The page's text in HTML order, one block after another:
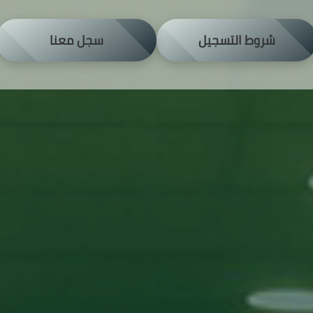
شروط التسجيل سجل معنا